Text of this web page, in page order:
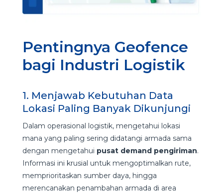
Pentingnya Geofence
bagi Industri Logistik
1. Menjawab Kebutuhan Data
Lokasi Paling Banyak Dikunjungi
Dalam operasional logistik, mengetahui lokasi
mana yang paling sering didatangi armada sama
dengan mengetahui pusat demand pengiriman.
Informasi ini krusial untuk mengoptimalkan rute,
memprioritaskan sumber daya, hingga
merencanakan penambahan armada di area